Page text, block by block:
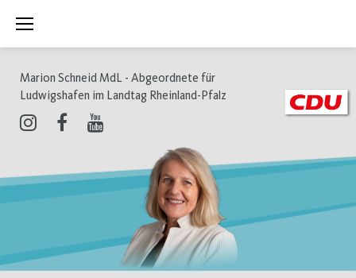
Inhalt
Marion Schneid MdL - Abgeordnete für
Ludwigshafen im Landtag Rheinland-Pfalz